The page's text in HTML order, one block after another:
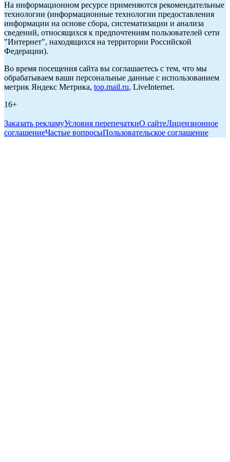
На информационном ресурсе применяются рекомендательные
технологии (информационные технологии предоставления
информации на основе сбора, систематизации и анализа
сведений, относящихся к предпочтениям пользователей сети
"Интернет", находящихся на территории Российской
Федерации).
Во время посещения сайта вы соглашаетесь с тем, что мы
обрабатываем ваши персональные данные с использованием
метрик Яндекс Метрика, top.mail.ru, LiveInternet.
16+
Заказать рекламуУсловия перепечаткиО сайтеЛицензионное
соглашениеЧастые вопросыПользовательское соглашение